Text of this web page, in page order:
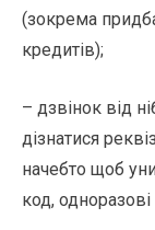
(зокрема
кредитів);
– дзвінок від
дізнатися
начебто щоб
код,